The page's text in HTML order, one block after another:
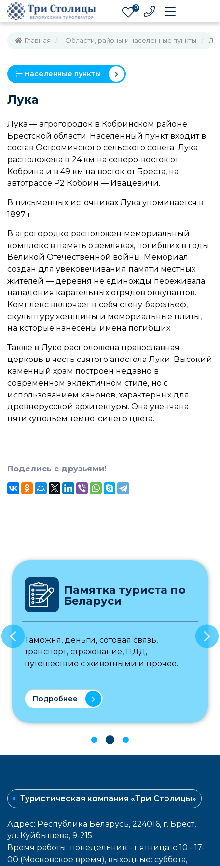
0
Главная Области, районы и населенные пункты
Населенные пункты
Лука
Лука — агрогородок в Кобринском районе
Брестской области. Населенный пункт входит в
состав Остромичского сельского совета. Лука
расположена в 24 км на северо-восток от
Кобрина и в 49 км на восток от Бреста, на
автотрассе Р2 Кобрин — Ивацевичи.
В письменных источниках Лука упоминается в
1897 г.
В агрогородке расположен мемориальный
комплекс в память о земляках, погибших в годы
Великой Отечественной войны. Мемориал
создан для увековечивания памяти местных
жителей — деревня не единожды переживала
нападения карательных отрядов оккупантов.
Комплекс включает в себя стену-барельеф,
скульптуру женщины и мемориальные плиты,
на которые нанесены имена погибших.
Также в Луке расположена православная
церковь в честь святого апостола Луки. Высокий
каменный храм построен недавно в
современном эклектичном стиле, но с
использованием канонов, характерных для
древнерусской архитектуры. Она увенчана
пятикупольем темно-синего цвета.
Поделись с друзьями!
Памятка туриста по
Беларуси
Таможня, деньги, сотовая связь,
транспорт, страхование, ПДД,
путешествие с животными и прочее.
Подробнее
Туристическая компания «Три Столицы»
Адрес: Республика Беларусь, 224016, г. Брест,
ул. Куйбышева, 9-215.
Время работы: понедельник - пятница: с 10 - 17-
00 (Московское время), выходные: cуббота,